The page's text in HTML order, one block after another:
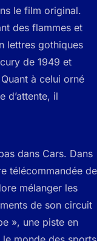
le film original.
des flammes et
lettres gothiques
de 1949 et
à celui orné
d’attente, il
dans Cars. Dans
télécommandée de
mélanger les
de son circuit
», une piste en